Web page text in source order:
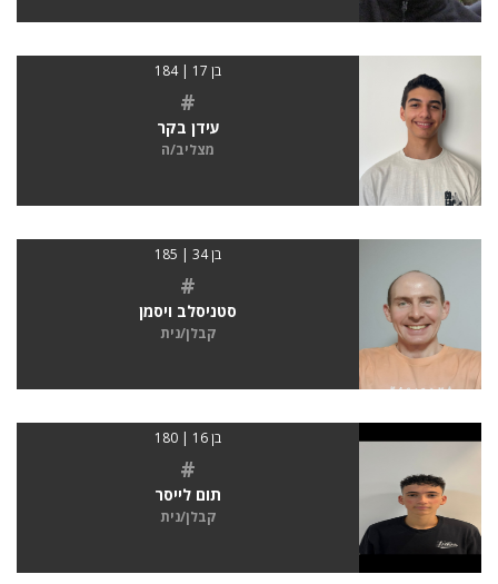
בן 17 | 184
#
עידן בקר
מצליב/ה
בן 34 | 185
#
סטניסלב ויסמן
קבלן/נית
בן 16 | 180
#
תום לייסר
קבלן/נית